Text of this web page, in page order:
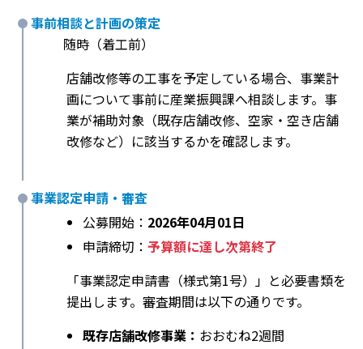
事前相談と計画の策定
随時（着工前）
店舗改修等の工事を予定している場合、事業計
画について事前に産業振興課へ相談します。事
業が補助対象（既存店舗改修、空家・空き店舗
改修など）に該当するかを確認します。
事業認定申請・審査
公募開始： 2026年04月01日
申請締切： 予算額に達し次第終了
「事業認定申請書（様式第1号）」と必要書類を
提出します。審査期間は以下の通りです。
既存店舗改修事業： おおむね2週間